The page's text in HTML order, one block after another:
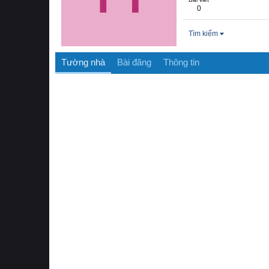
0
Tìm kiếm
Tường nhà Bài đăng Thông tin